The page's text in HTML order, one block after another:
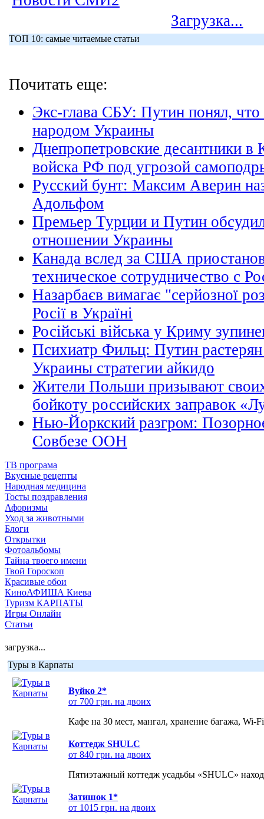
Загрузка...
ТОП 10: самые читаемые статьи
Почитать еще:
Экс-глава СБУ: Путин понял, что
народом Украины
Днепропетровские десантники
войска РФ под угрозой
Русский бунт: Максим Аверин
Адольфом
Премьер Турции и Путин
отношении Украины
Канада вслед за США
техническое сотрудничество с
Назарбаєв вимагає "серйозної
Росії в Україні
Російські війська у Криму
Психиатр Фильц: Путин
Украины стратегии айкидо
Жители Польши призывают
бойкоту российских заправок
Нью-Йоркский разгром:
Совбезе ООН
ТВ програма
Вкусные рецепты
Народная медицина
Тосты поздравления
Афоризмы
Уход за животными
Блоги
Открытки
Фотоальбомы
Тайна твоего имени
Твой Гороскоп
Красивые обои
КиноАФИША Киева
Туризм КАРПАТЫ
Игры Онлайн
Статьи
загрузка...
Туры в Карпаты
Вуйко 2*
от 700 грн. на двоих
Кафе на 30 мест, мангал, хранение багажа, Wi-
Коттедж SHULC
от 840 грн. на двоих
Пятиэтажный коттедж усадьбы «SHULC»
Затишок 1*
от 1015 грн. на двоих